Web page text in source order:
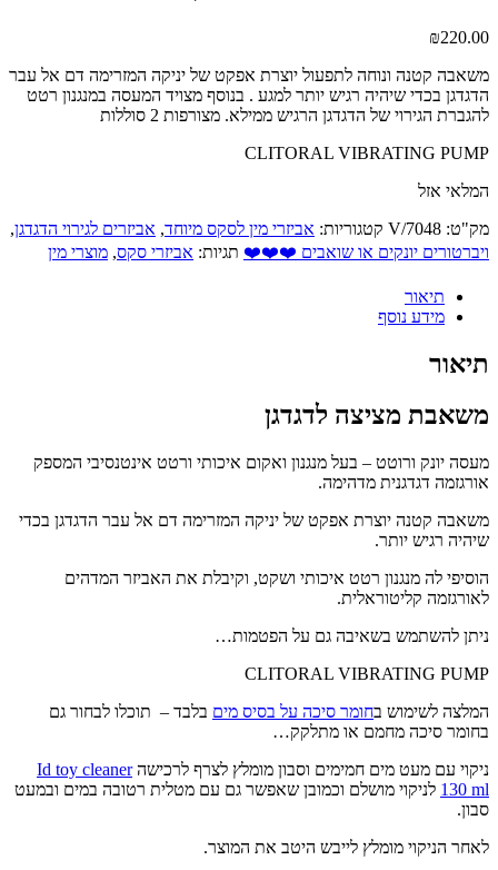
₪220.00
משאבה קטנה ונוחה לתפעול יוצרת אפקט של יניקה המזרימה דם אל עבר
הדגדגן בכדי שיהיה רגיש יותר למגע . בנוסף מצויד המעסה במנגנון רטט
להגברת הגירוי של הדגדגן הרגיש ממילא. מצורפות 2 סוללות
CLITORAL VIBRATING PUMP
המלאי אזל
מק"ט: 7048/V קטגוריות: אביזרי מין לסקס מיוחד, אביזרים לגירוי הדגדגן,
ויברטורים יונקים או שואבים ❤️❤️❤️ תגיות: אביזרי סקס, מוצרי מין
תיאור
מידע נוסף
תיאור
משאבת מציצה לדגדגן
מעסה יונק ורוטט – בעל מנגנון ואקום איכותי ורטט אינטנסיבי המספק
אורגזמה דגדגנית מדהימה.
משאבה קטנה יוצרת אפקט של יניקה המזרימה דם אל עבר הדגדגן בכדי
שיהיה רגיש יותר.
הוסיפי לה מנגנון רטט איכותי ושקט, וקיבלת את האביזר המדהים
לאורגזמה קליטוראלית.
ניתן להשתמש בשאיבה גם על הפטמות…
CLITORAL VIBRATING PUMP
המלצה לשימוש בחומר סיכה על בסיס מים בלבד – תוכלו לבחור גם
בחומר סיכה מחמם או מתלקק…
ניקוי עם מעט מים חמימים וסבון מומלץ לצרף לרכישהId toy cleaner
130 ml לניקוי מושלם וכמובן שאפשר גם עם מטלית רטובה במים ובמעט
סבון.
לאחר הניקוי מומלץ לייבש היטב את המוצר.